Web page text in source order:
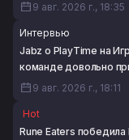
9 авг. 2026 г., 18:35
Интервью
Jabz о PlayTime на
команде довольно
9 авг. 2026 г., 18:11
Hot
Rune Eaters